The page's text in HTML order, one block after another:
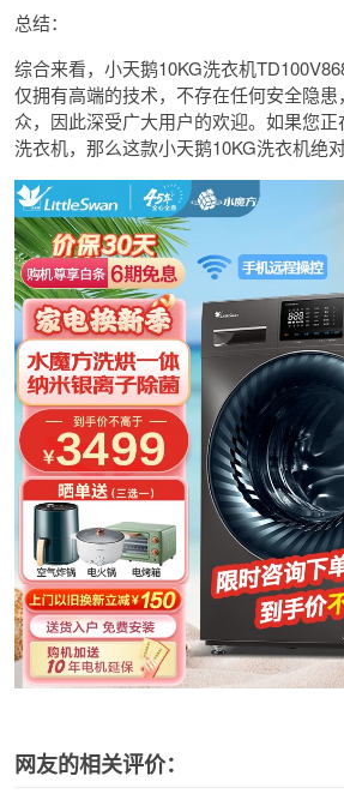
总结：
综合来看，小天鹅10KG洗衣机
仅拥有高端的技术，不存在任何安全隐
众，因此深受广大用户的欢迎。如果您
洗衣机，那么这款小天鹅10KG洗衣机绝
网友的相关评价：